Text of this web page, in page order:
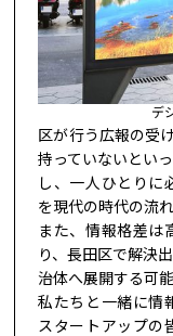
デ
区が行う広報の受
持っていないとい
し、一人ひとりに
を現代の時代の流
また、情報格差は
り、長田区で解決
治体へ展開する可
私たちと一緒に情
スタートアップの